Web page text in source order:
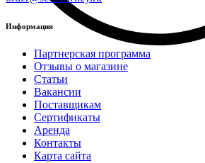
Информация
Партнерская программа
Отзывы о магазине
Статьи
Вакансии
Поставщикам
Сертификаты
Аренда
Контакты
Карта сайта